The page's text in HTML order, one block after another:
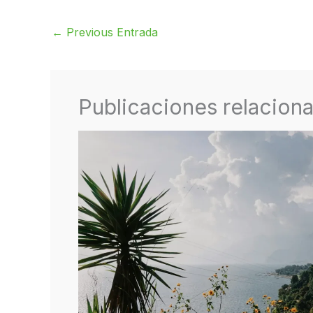
← Previous Entrada
Publicaciones